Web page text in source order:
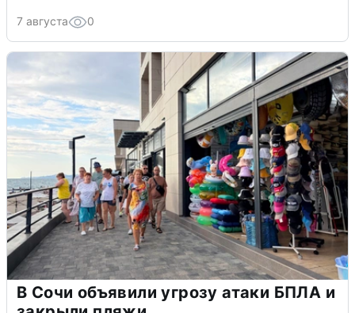
7 августа 0
В Сочи объявили угрозу атаки БПЛА и